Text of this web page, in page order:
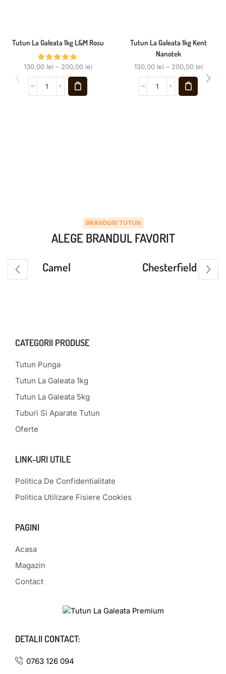
Tutun La Galeata 1kg L&M Rosu
130,00 lei – 200,00 lei
Tutun La Galeata 1kg Kent
Nanotek
130,00 lei – 200,00 lei
BRANDURI TUTUN
ALEGE BRANDUL FAVORIT
Camel Chesterfield
CATEGORII PRODUSE
Tutun Punga
Tutun La Galeata 1kg
Tutun La Galeata 5kg
Tuburi Si Aparate Tutun
Oferte
LINK-URI UTILE
Politica De Confidentialitate
Politica Utilizare Fisiere Cookies
PAGINI
Acasa
Magazin
Contact
DETALII CONTACT:
0763 126 094